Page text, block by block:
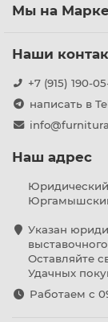
Мы на
Наши
+7 (915) 190-
написать в
Наш адрес
Юридический
Указан
Оставляйте
Удачных
Работаем с